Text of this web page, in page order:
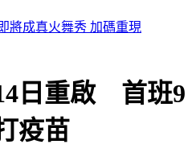
世！「長壽5秘訣」曝 醫生也
日重啟 首班9
疫苗